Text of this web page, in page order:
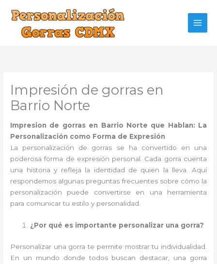
contenido
Impresión de gorras en
Barrio Norte
Impresion de gorras en Barrio Norte que Hablan: La
Personalización como Forma de Expresión
La personalización de gorras se ha convertido en una
poderosa forma de expresión personal. Cada gorra cuenta
una historia y refleja la identidad de quien la lleva. Aquí
respondemos algunas preguntas frecuentes sobre cómo la
personalización puede convertirse en una herramienta
para comunicar tu estilo y personalidad.
¿Por qué es importante personalizar una gorra?
Personalizar una gorra te permite mostrar tu individualidad.
En un mundo donde todos buscan destacar, una gorra